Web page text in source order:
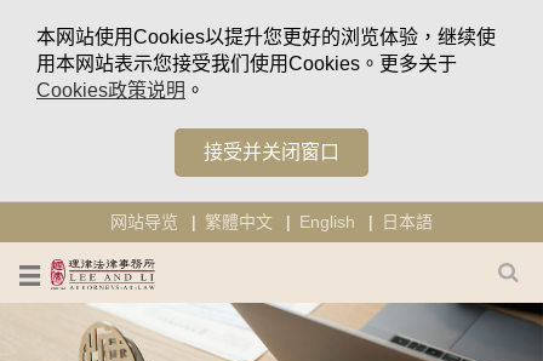
本网站使用Cookies以提升您更好的浏览体验，继续使
用本网站表示您接受我们使用Cookies。更多关于
Cookies政策说明 。
接受并关闭窗口
网站导览 繁體中文 English 日本語